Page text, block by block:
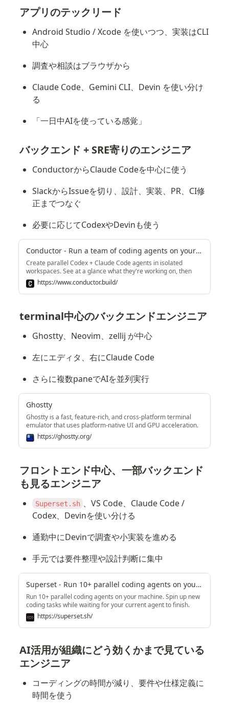
アプリのテックリード
Android Studio / Xcode を使いつつ、実装はCLI
中心
調査や相談はブラウザから
Claude Code、Gemini CLI、Devin を使い分け
る
「一日中AIを使っている感覚」
バックエンド + SRE寄りのエンジニア
ConductorからClaude Codeを中心に使う
SlackからIssueを切り、設計、実装、PR、CI修
正までつなぐ
必要に応じてCodexやDevinも使う
Conductor - Run a team of coding agents on your Mac
Create parallel Codex + Claude Code agents in isolated
workspaces. See at a glance what they're working on, then
review and merge their changes.
https://www.conductor.build/
terminal中心のバックエンドエンジニア
Ghostty、Neovim、zellij が中心
左にエディタ、右にClaude Code
さらに複数paneでAIを並列実行
Ghostty
Ghostty is a fast, feature-rich, and cross-platform terminal
emulator that uses platform-native UI and GPU acceleration.
https://ghostty.org/
フロントエンド中心、一部バックエンド
も見るエンジニア
Superset.sh 、VS Code、Claude Code /
Codex、Devinを使い分ける
通勤中にDevinで調査や小実装を進める
手元では要件整理や設計判断に集中
Superset - Run 10+ parallel coding agents on your machine
Run 10+ parallel coding agents on your machine. Spin up new
coding tasks while waiting for your current agent to finish.
https://superset.sh/
AI活用が組織にどう効くかまで見ている
エンジニア
コーディングの時間が減り、要件や仕様定義に
時間を使う